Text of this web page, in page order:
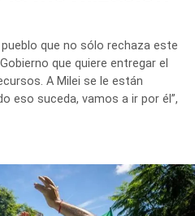
Jornada Nacional de
estatal en reclamo por
recomposición salarial
vaciamiento de los
planta permanente de todas
rechazo a las
despedidos; restitución de los
y FGS de la ANSES; y
las Cajas Previsionales
que no sólo rechaza este
que quiere entregar el
A Milei se le están
eso suceda, vamos a ir por él”,